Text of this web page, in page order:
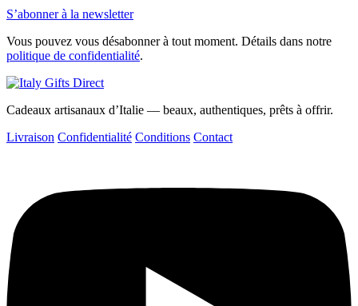
S’abonner à la newsletter
Vous pouvez vous désabonner à tout moment. Détails dans notre
politique de confidentialité.
Cadeaux artisanaux d’Italie — beaux, authentiques, prêts à offrir.
Livraison Confidentialité Conditions Contact